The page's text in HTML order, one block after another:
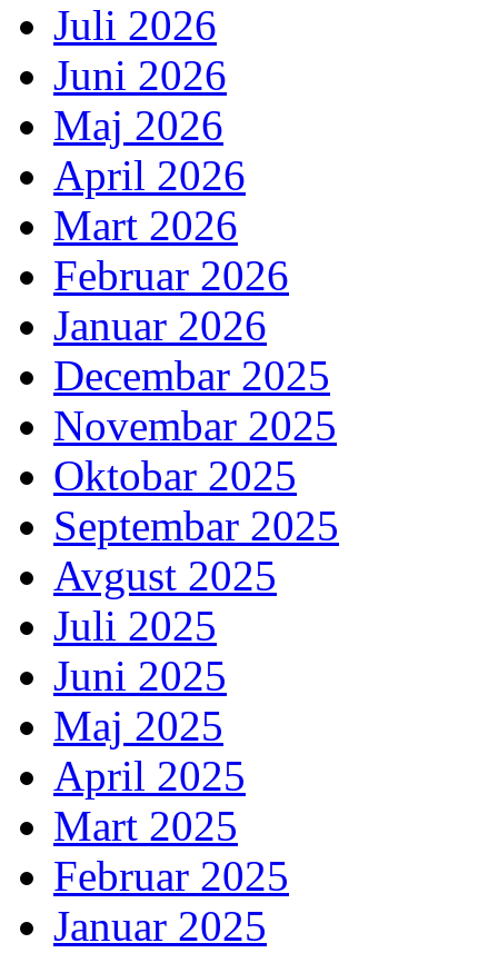
Juli 2026
Juni 2026
Maj 2026
April 2026
Mart 2026
Februar 2026
Januar 2026
Decembar 2025
Novembar 2025
Oktobar 2025
Septembar 2025
Avgust 2025
Juli 2025
Juni 2025
Maj 2025
April 2025
Mart 2025
Februar 2025
Januar 2025